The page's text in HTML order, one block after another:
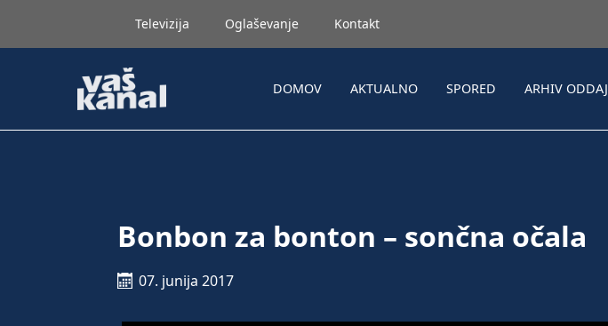
Televizija Oglaševanje Kontakt
DOMOV AKTUALNO SPORED ARHIV ODDAJ
Bonbon za bonton – sončna očala
07. junija 2017